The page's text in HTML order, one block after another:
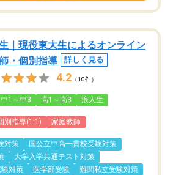
｜現役東大生によるオンライン
・個別指導
詳しく見る
4.2 （10件）
中1～中3 高1～高3 浪人生
別指導(1:1) 家庭教師
対策
国公立中高一貫校受験対策
大学入学共通テスト対策
対策
医学部受験
難関私立受験対策